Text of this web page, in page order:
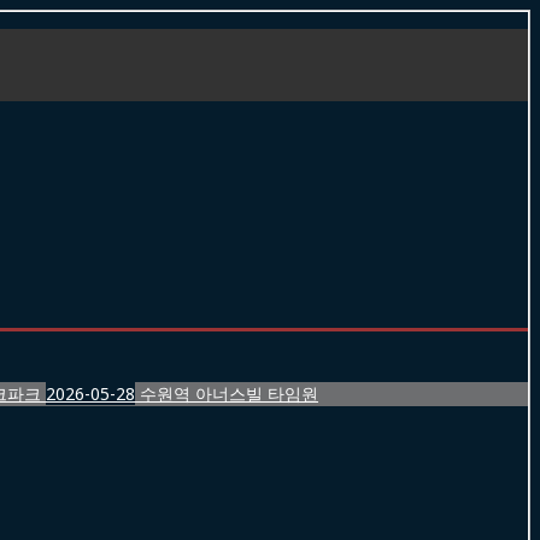
파크 2026-05-28 수원역 아너스빌 타임원